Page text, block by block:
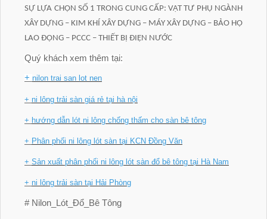
SỰ LỰA CHỌN SỐ 1 TRONG CUNG CẤP: VẬT TƯ PHỤ NGÀNH
XÂY DỰNG – KIM KHÍ XÂY DỰNG – MÁY XÂY DỰNG – BẢO HỘ
LAO ĐỘNG – PCCC – THIẾT BỊ ĐIỆN NƯỚC
Quý khách xem thêm tại:
+ nilon trai san lot nen
+ ni lông trải sàn giá rẻ tại hà nội
+ hướng dẫn lót ni lông chống thấm cho sàn bê tông
+ Phân phối ni lông lót sàn tại KCN Đồng Văn
+ Sản xuất phân phối ni lông lót sàn đổ bê tông tại Hà Nam
+ ni lông trải sàn tại Hải Phòng
#Nilon_Lót_Đổ_Bê Tông